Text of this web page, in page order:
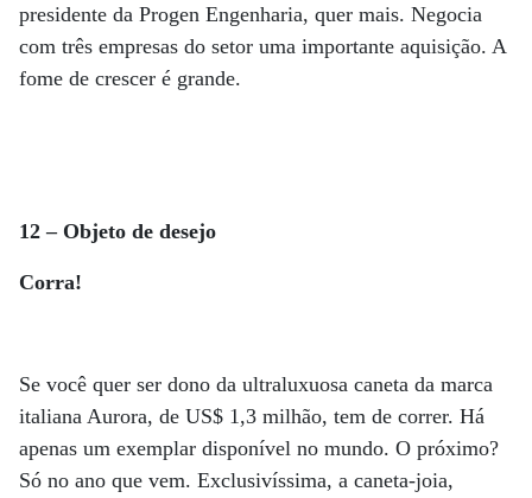
presidente da Progen Engenharia, quer mais. Negocia
com três empresas do setor uma importante aquisição. A
fome de crescer é grande.
12 – Objeto de desejo
Corra!
Se você quer ser dono da ultraluxuosa caneta da marca
italiana Aurora, de US$ 1,3 milhão, tem de correr. Há
apenas um exemplar disponível no mundo. O próximo?
Só no ano que vem. Exclusivíssima, a caneta-joia,